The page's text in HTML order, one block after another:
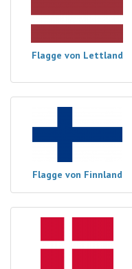
Flagge von Lettland
Flagge von Finnland